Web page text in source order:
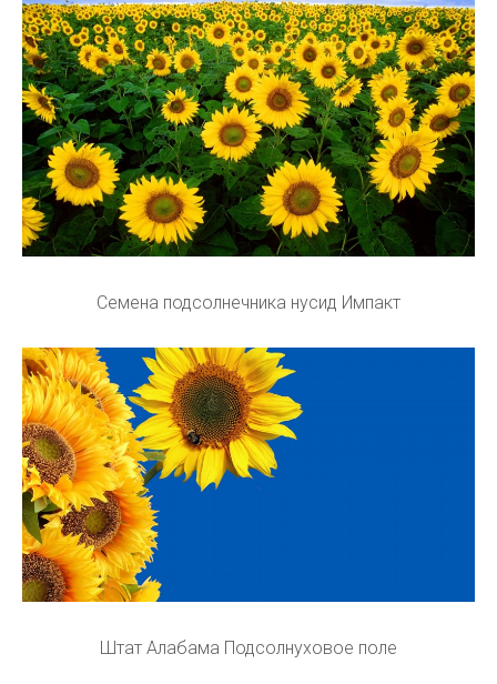
Семена подсолнечника нусид Импакт
Штат Алабама Подсолнуховое поле